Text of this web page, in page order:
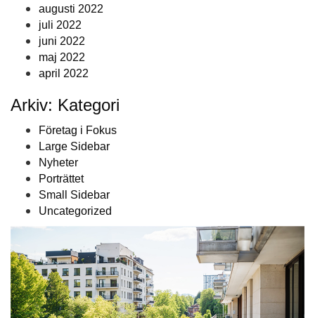
augusti 2022
juli 2022
juni 2022
maj 2022
april 2022
Arkiv: Kategori
Företag i Fokus
Large Sidebar
Nyheter
Porträttet
Small Sidebar
Uncategorized